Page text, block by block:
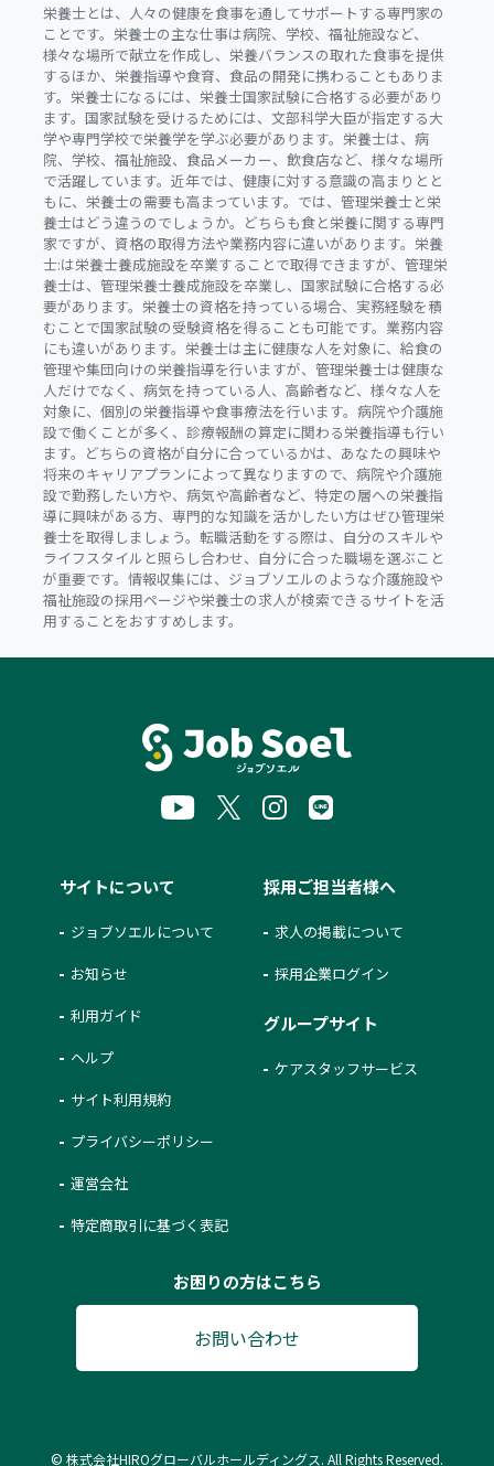
栄養士とは、人々の健康を食事を通してサポートする専門家の
ことです。栄養士の主な仕事は病院、学校、福祉施設など、
様々な場所で献立を作成し、栄養バランスの取れた食事を提供
するほか、栄養指導や食育、食品の開発に携わることもありま
す。栄養士になるには、栄養士国家試験に合格する必要があり
ます。国家試験を受けるためには、文部科学大臣が指定する大
学や専門学校で栄養学を学ぶ必要があります。栄養士は、病
院、学校、福祉施設、食品メーカー、飲食店など、様々な場所
で活躍しています。近年では、健康に対する意識の高まりとと
もに、栄養士の需要も高まっています。では、管理栄養士と栄
養士はどう違うのでしょうか。どちらも食と栄養に関する専門
家ですが、資格の取得方法や業務内容に違いがあります。栄養
士:は栄養士養成施設を卒業することで取得できますが、管理栄
養士は、管理栄養士養成施設を卒業し、国家試験に合格する必
要があります。栄養士の資格を持っている場合、実務経験を積
むことで国家試験の受験資格を得ることも可能です。業務内容
にも違いがあります。栄養士は主に健康な人を対象に、給食の
管理や集団向けの栄養指導を行いますが、管理栄養士は健康な
人だけでなく、病気を持っている人、高齢者など、様々な人を
対象に、個別の栄養指導や食事療法を行います。病院や介護施
設で働くことが多く、診療報酬の算定に関わる栄養指導も行い
ます。どちらの資格が自分に合っているかは、あなたの興味や
将来のキャリアプランによって異なりますので、病院や介護施
設で勤務したい方や、病気や高齢者など、特定の層への栄養指
導に興味がある方、専門的な知識を活かしたい方はぜひ管理栄
養士を取得しましょう。転職活動をする際は、自分のスキルや
ライフスタイルと照らし合わせ、自分に合った職場を選ぶこと
が重要です。情報収集には、ジョブソエルのような介護施設や
福祉施設の採用ページや栄養士の求人が検索できるサイトを活
用することをおすすめします。
サイトについて
ジョブソエルについて
お知らせ
利用ガイド
ヘルプ
サイト利用規約
プライバシーポリシー
運営会社
特定商取引に基づく表記
採用ご担当者様へ
求人の掲載について
採用企業ログイン
グループサイト
ケアスタッフサービス
お困りの方はこちら
お問い合わせ
© 株式会社HIROグローバルホールディングス. All Rights Reserved.